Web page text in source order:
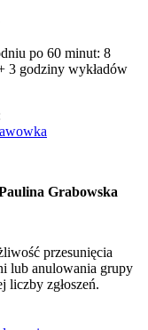
po 60 minut: 8
3 godziny wykładów
Grabowska
przesunięcia
lub anulowania grupy
liczby zgłoszeń.